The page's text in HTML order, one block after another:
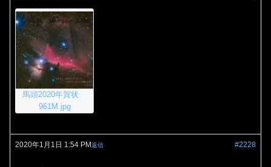
馬頭2020年賀状
961M.jpg
2020年1月1日 1:54 PM #2228
返信